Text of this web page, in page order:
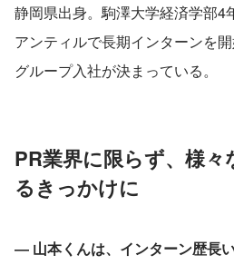
静岡県出身。駒澤大学経済学部4
アンティルで長期インターンを
グループ入社が決まっている。
PR業界に限らず、様
るきっかけに
― 山本くんは、インターン歴長